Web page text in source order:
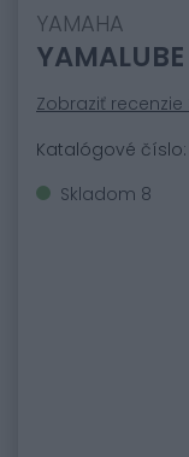
YAMAHA
Zobraziť recenzie
Katalógové číslo:
Skladom 8